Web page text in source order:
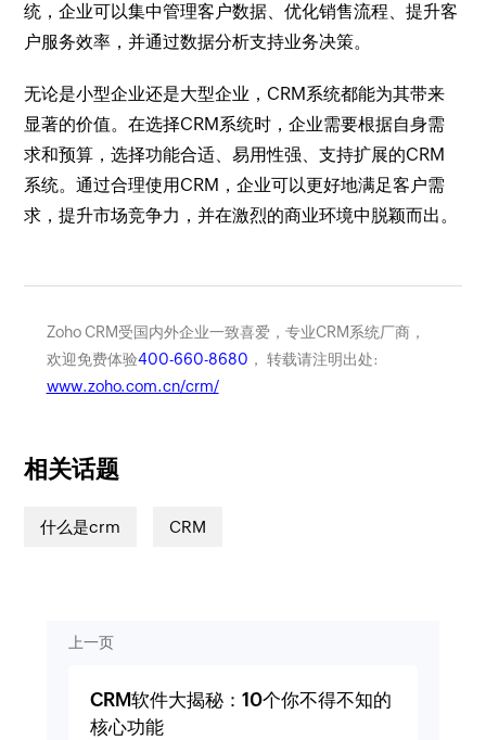
统，企业可以集中管理客户数据、优化销售流程、提升客
户服务效率，并通过数据分析支持业务决策。
无论是小型企业还是大型企业，CRM系统都能为其带来
显著的价值。在选择CRM系统时，企业需要根据自身需
求和预算，选择功能合适、易用性强、支持扩展的CRM
系统。通过合理使用CRM，企业可以更好地满足客户需
求，提升市场竞争力，并在激烈的商业环境中脱颖而出。
Zoho CRM受国内外企业一致喜爱，专业CRM系统厂商，
欢迎免费体验400-660-8680 ， 转载请注明出处:
www.zoho.com.cn/crm/
相关话题
什么是crm CRM
上一页
CRM软件大揭秘：10个你不得不知的
核心功能